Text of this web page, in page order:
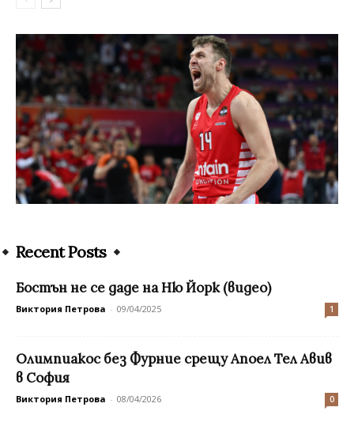
Recent Posts
Бостън не се даде на Ню Йорк (видео)
Виктория Петрова - 09/04/2025 1
Олимпиакос без Фурние срещу Апоел Тел Авив
в София
Виктория Петрова - 08/04/2026 0